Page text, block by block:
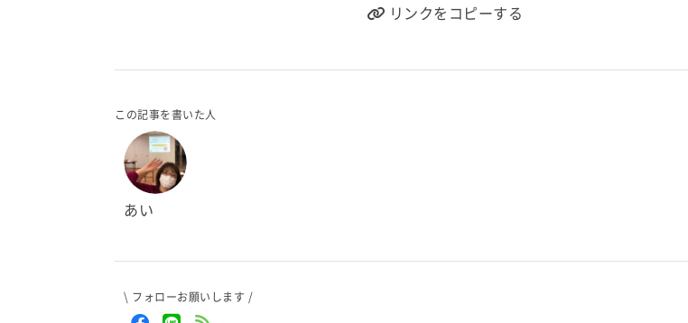
リンクをコピーする
この記事を書いた人
あい
\ フォローお願いします /